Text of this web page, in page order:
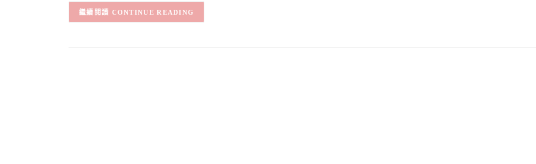
CONTINUE READING